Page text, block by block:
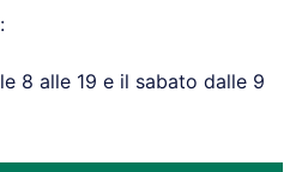
:
8 alle 19 e il sabato dalle 9